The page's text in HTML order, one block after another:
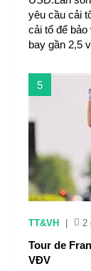
yêu cầu cải
cải tổ để
bay gần 2,5
5
TT&VH 2
Tour de
VĐV